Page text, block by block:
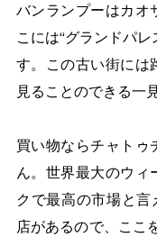
バンランプーはカオ
こには“グランドパ
す。この古い街には
見ることのできる一
買い物ならチャトゥ
ん。世界最大のウィ
クで最高の市場と
店があるので、ここ